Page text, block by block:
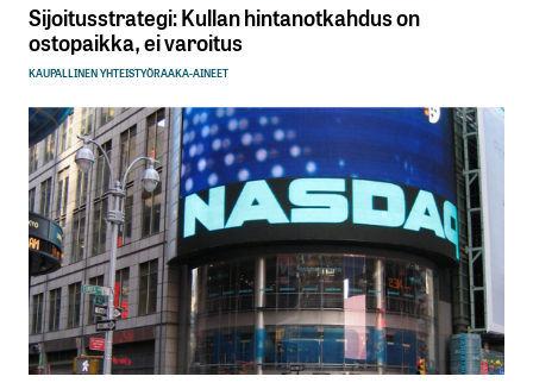
Sijoitusstrategi: Kullan hintanotkahdus on
ostopaikka, ei varoitus
KAUPALLINEN YHTEISTYÖRAAKA-AINEET